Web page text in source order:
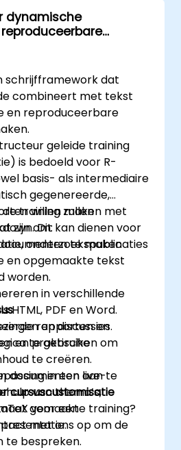
dynamische
schrijfframework dat
combineert met tekst
en reproduceerbare
geleide training
is bedoeld voor R-
basis- als intermediaire
gegenereerde,
willen maken met
Dit kan dienen voor
onderzoekspublicaties
training zullen
zijn om:
te maken
en opgemaakte tekst
worden.
in verschillende
HTML, PDF en Word.
rapporten en
te gebruiken om
te creëren.
documenten aan te
van thema’s,
voor een
en discussies.
en praktische
in een live-
cursuscustomisatie
gemaakte training?
met ons op om de
te bespreken.